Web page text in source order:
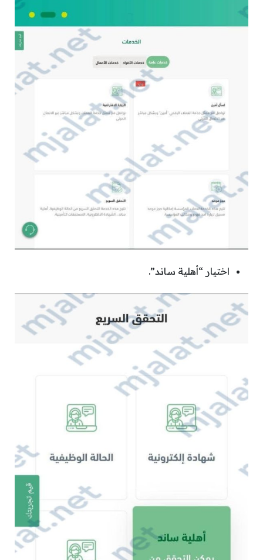
اختيار “أهلية ساند”.